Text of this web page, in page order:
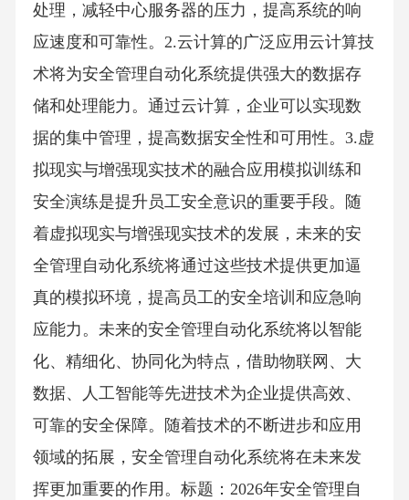
处理，减轻中心服务器的压力，提高系统的响
应速度和可靠性。2.云计算的广泛应用云计算技
术将为安全管理自动化系统提供强大的数据存
储和处理能力。通过云计算，企业可以实现数
据的集中管理，提高数据安全性和可用性。3.虚
拟现实与增强现实技术的融合应用模拟训练和
安全演练是提升员工安全意识的重要手段。随
着虚拟现实与增强现实技术的发展，未来的安
全管理自动化系统将通过这些技术提供更加逼
真的模拟环境，提高员工的安全培训和应急响
应能力。未来的安全管理自动化系统将以智能
化、精细化、协同化为特点，借助物联网、大
数据、人工智能等先进技术为企业提供高效、
可靠的安全保障。随着技术的不断进步和应用
领域的拓展，安全管理自动化系统将在未来发
挥更加重要的作用。标题：2026年安全管理自